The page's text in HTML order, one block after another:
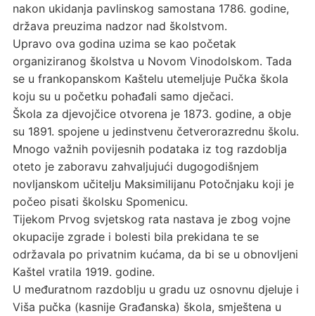
nakon ukidanja pavlinskog samostana 1786. godine,
država preuzima nadzor nad školstvom.
Upravo ova godina uzima se kao početak
organiziranog školstva u Novom Vinodolskom. Tada
se u frankopanskom Kaštelu utemeljuje Pučka škola
koju su u početku pohađali samo dječaci.
Škola za djevojčice otvorena je 1873. godine, a obje
su 1891. spojene u jedinstvenu četverorazrednu školu.
Mnogo važnih povijesnih podataka iz tog razdoblja
oteto je zaboravu zahvaljujući dugogodišnjem
novljanskom učitelju Maksimilijanu Potočnjaku koji je
počeo pisati školsku Spomenicu.
Tijekom Prvog svjetskog rata nastava je zbog vojne
okupacije zgrade i bolesti bila prekidana te se
održavala po privatnim kućama, da bi se u obnovljeni
Kaštel vratila 1919. godine.
U međuratnom razdoblju u gradu uz osnovnu djeluje i
Viša pučka (kasnije Građanska) škola, smještena u